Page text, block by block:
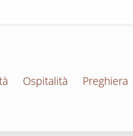
Ospitalità Preghiera